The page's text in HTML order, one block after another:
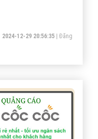
2024-12-29 20:56:35|Đăng